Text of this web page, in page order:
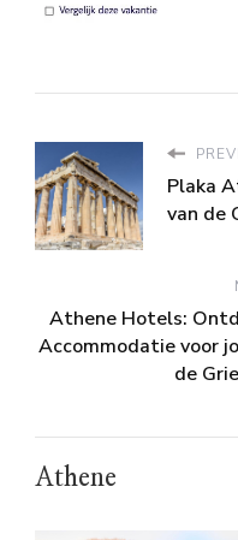
Plaka
van de
Athene Hotels:
Accommodatie voor
de
Athene